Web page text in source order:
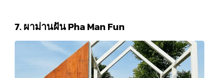
7. ผาม่านฝัน Pha Man Fun